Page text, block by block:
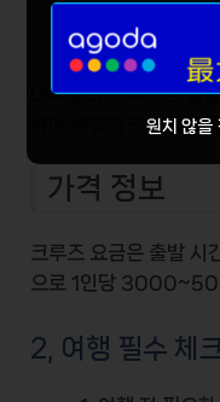
크루즈 운영
대부분의 크루즈는일
녁에 출발하면 더욱 아
가격 정보
크루즈 요금은 출발 시
으로 1인당
2, 여행 필수 체
원치 않을